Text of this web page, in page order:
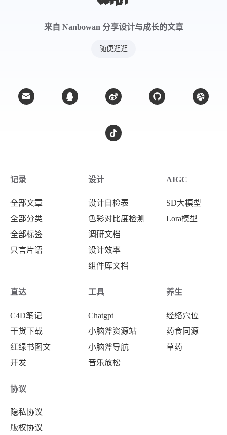
来自 Nanbowan 分享设计与成长的文章
随便逛逛
记录
全部文章
全部分类
全部标签
只言片语
设计
设计自检表
色彩对比度检测
调研文档
设计效率
组件库文档
AIGC
SD大模型
Lora模型
直达
C4D笔记
干货下载
红绿书图文
开发
工具
Chatgpt
小脑斧资源站
小脑斧导航
音乐放松
养生
经络穴位
药食同源
草药
协议
隐私协议
版权协议